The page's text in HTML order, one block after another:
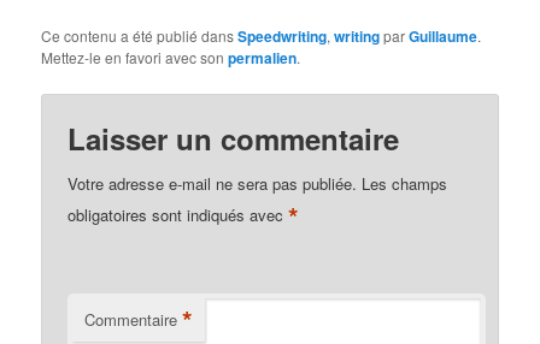
Ce contenu a été publié dansSpeedwriting,writingparGuillaume.
Mettez-le en favori avec sonpermalien.
Laisser un commentaire
Votre adresse e-mail ne sera pas publiée. Les champs
obligatoires sont indiqués avec*
Commentaire *